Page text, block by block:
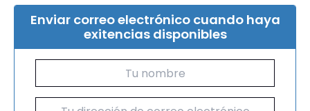
Enviar correo electrónico cuando haya
exitencias disponibles